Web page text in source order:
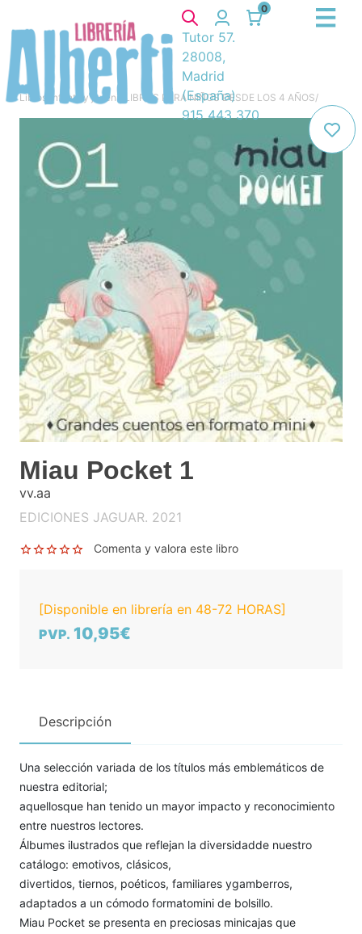
0
Tutor 57.
28008,
Madrid
(España)
915 443 370
Libros Infantil y juvenil LIBROS PARA NIÑOS DESDE LOS 4 AÑOS/
Miau Pocket 1
vv.aa
EDICIONES JAGUAR. 2021
Comenta y valora este libro
[Disponible en librería en 48-72 HORAS]
PVP. 10,95€
Descripción
Una selección variada de los títulos más emblemáticos de
nuestra editorial;
aquellosque han tenido un mayor impacto y reconocimiento
entre nuestros lectores.
Álbumes ilustrados que reflejan la diversidadde nuestro
catálogo: emotivos, clásicos,
divertidos, tiernos, poéticos, familiares ygamberros,
adaptados a un cómodo formatomini de bolsillo.
Miau Pocket se presenta en preciosas minicajas que